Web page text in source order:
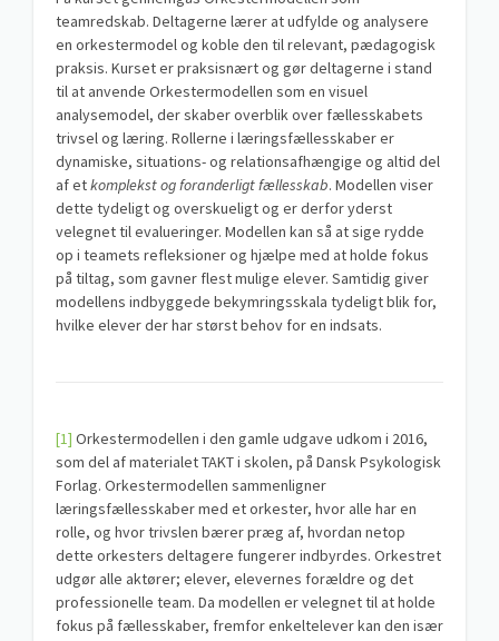
teamredskab. Deltagerne lærer at udfylde og analysere
en orkestermodel og koble den til relevant, pædagogisk
praksis. Kurset er praksisnært og gør deltagerne i stand
til at anvende Orkestermodellen som en visuel
analysemodel, der skaber overblik over fællesskabets
trivsel og læring. Rollerne i læringsfællesskaber er
dynamiske, situations- og relationsafhængige og altid del
af etkomplekst og foranderligt fællesskab. Modellen viser
dette tydeligt og overskueligt og er derfor yderst
velegnet til evalueringer. Modellen kan så at sige rydde
op i teamets refleksioner og hjælpe med at holde fokus
på tiltag, som gavner flest mulige elever. Samtidig giver
modellens indbyggede bekymringsskala tydeligt blik for,
hvilke elever der har størst behov for en indsats.
[1] Orkestermodellen i den gamle udgave udkom i 2016,
som del af materialet TAKT i skolen, på Dansk Psykologisk
Forlag. Orkestermodellen sammenligner
læringsfællesskaber med et orkester, hvor alle har en
rolle, og hvor trivslen bærer præg af, hvordan netop
dette orkesters deltagere fungerer indbyrdes. Orkestret
udgør alle aktører; elever, elevernes forældre og det
professionelle team. Da modellen er velegnet til at holde
fokus på fællesskaber, fremfor enkeltelever kan den især